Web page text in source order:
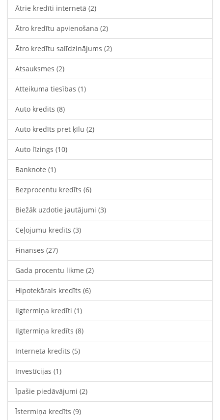
Ātrie kredīti internetā (2)
Ātro kredītu apvienošana (2)
Ātro kredītu salīdzinājums (2)
Atsauksmes (2)
Atteikuma tiesības (1)
Auto kredīts (8)
Auto kredīts pret ķīlu (2)
Auto līzings (10)
Banknote (1)
Bezprocentu kredīts (6)
Biežāk uzdotie jautājumi (3)
Ceļojumu kredīts (3)
Finanses (27)
Gada procentu likme (2)
Hipotekārais kredīts (6)
Ilgtermiņa kredīti (1)
Ilgtermiņa kredīts (8)
Interneta kredīts (5)
Investīcijas (1)
Īpašie piedāvājumi (2)
Īstermiņa kredīts (9)